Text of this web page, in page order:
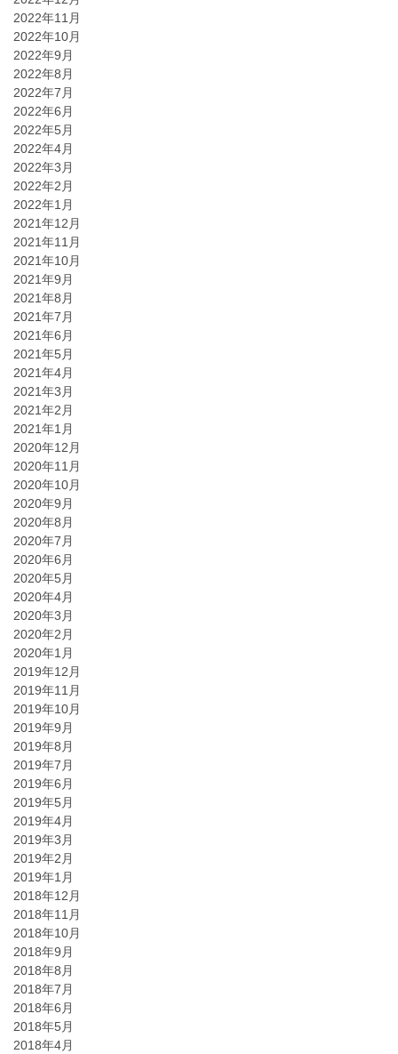
2022年11月
2022年10月
2022年9月
2022年8月
2022年7月
2022年6月
2022年5月
2022年4月
2022年3月
2022年2月
2022年1月
2021年12月
2021年11月
2021年10月
2021年9月
2021年8月
2021年7月
2021年6月
2021年5月
2021年4月
2021年3月
2021年2月
2021年1月
2020年12月
2020年11月
2020年10月
2020年9月
2020年8月
2020年7月
2020年6月
2020年5月
2020年4月
2020年3月
2020年2月
2020年1月
2019年12月
2019年11月
2019年10月
2019年9月
2019年8月
2019年7月
2019年6月
2019年5月
2019年4月
2019年3月
2019年2月
2019年1月
2018年12月
2018年11月
2018年10月
2018年9月
2018年8月
2018年7月
2018年6月
2018年5月
2018年4月